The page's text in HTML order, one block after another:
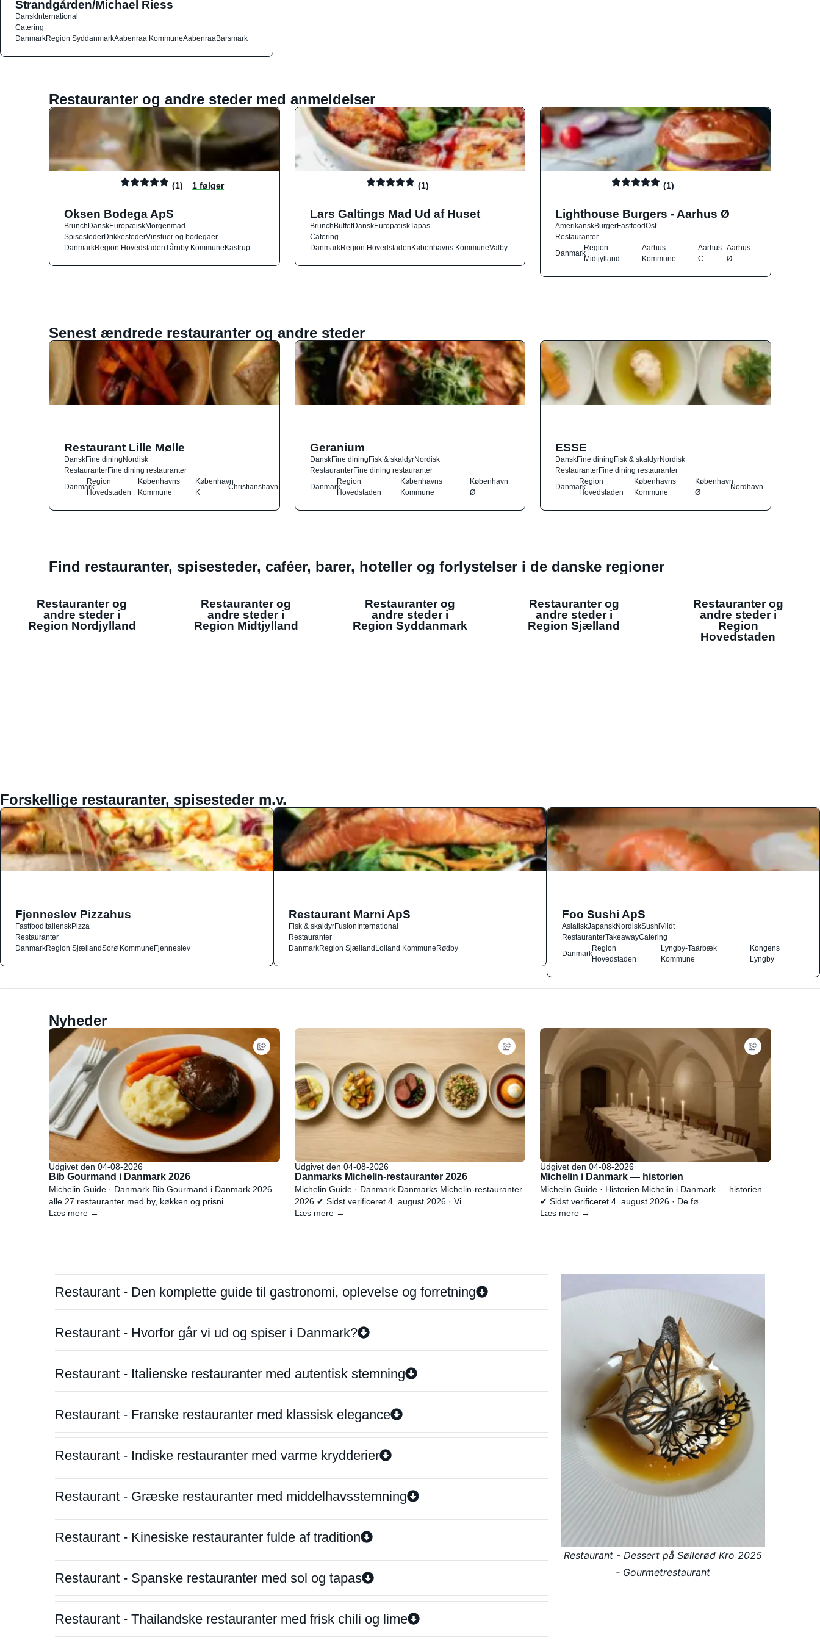
Strandgården/Michael Riess
DanskInternational
Catering
DanmarkRegion SyddanmarkAabenraa KommuneAabenraaBarsmark
Restauranter og andre steder med anmeldelser
(1) 1 følger
Oksen Bodega ApS
BrunchDanskEuropæiskMorgenmad
SpisestederDrikkestederVinstuer og bodegaer
DanmarkRegion HovedstadenTårnby KommuneKastrup
(1)
Lars Galtings Mad Ud af Huset
BrunchBuffetDanskEuropæiskTapas
Catering
DanmarkRegion HovedstadenKøbenhavns KommuneValby
(1)
Lighthouse Burgers - Aarhus Ø
AmerikanskBurgerFastfoodOst
Restauranter
Danmark
Region
Midtjylland
Aarhus
Kommune
Aarhus
C
Aarhus
Ø
Senest ændrede restauranter og andre steder
Restaurant Lille Mølle
DanskFine diningNordisk
RestauranterFine dining restauranter
Danmark
Region
Hovedstaden
Københavns
Kommune
København
K
Christianshavn
Geranium
DanskFine diningFisk & skaldyrNordisk
RestauranterFine dining restauranter
Danmark
Region
Hovedstaden
Københavns
Kommune
København
Ø
ESSE
DanskFine diningFisk & skaldyrNordisk
RestauranterFine dining restauranter
Danmark
Region
Hovedstaden
Københavns
Kommune
København
Ø
Nordhavn
Find restauranter, spisesteder, caféer, barer, hoteller og forlystelser i de danske regioner
Restauranter og
andre steder i
Region Nordjylland
Restauranter og
andre steder i
Region Midtjylland
Restauranter og
andre steder i
Region Syddanmark
Restauranter og
andre steder i
Region Sjælland
Restauranter og
andre steder i
Region
Hovedstaden
Forskellige restauranter, spisesteder m.v.
Fjenneslev Pizzahus
FastfoodItalienskPizza
Restauranter
DanmarkRegion SjællandSorø KommuneFjenneslev
Restaurant Marni ApS
Fisk & skaldyrFusionInternational
Restauranter
DanmarkRegion SjællandLolland KommuneRødby
Foo Sushi ApS
AsiatiskJapanskNordiskSushiVildt
RestauranterTakeawayCatering
Danmark
Region
Hovedstaden
Lyngby-Taarbæk
Kommune
Kongens
Lyngby
Nyheder
Udgivet den 04-08-2026
Bib Gourmand i Danmark 2026
Michelin Guide · Danmark Bib Gourmand i Danmark 2026 –
alle 27 restauranter med by, køkken og prisni...
Læs mere →
Udgivet den 04-08-2026
Danmarks Michelin-restauranter 2026
Michelin Guide · Danmark Danmarks Michelin-restauranter
2026 ✔ Sidst verificeret 4. august 2026 · Vi...
Læs mere →
Udgivet den 04-08-2026
Michelin i Danmark — historien
Michelin Guide · Historien Michelin i Danmark — historien
✔ Sidst verificeret 4. august 2026 · De fø...
Læs mere →
Restaurant - Den komplette guide til gastronomi, oplevelse og forretning
Restaurant - Hvorfor går vi ud og spiser i Danmark?
Restaurant - Italienske restauranter med autentisk stemning
Restaurant - Franske restauranter med klassisk elegance
Restaurant - Indiske restauranter med varme krydderier
Restaurant - Græske restauranter med middelhavsstemning
Restaurant - Kinesiske restauranter fulde af tradition
Restaurant - Spanske restauranter med sol og tapas
Restaurant - Thailandske restauranter med frisk chili og lime
Restaurant - Dessert på Søllerød Kro 2025
- Gourmetrestaurant